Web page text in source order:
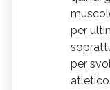
per
per